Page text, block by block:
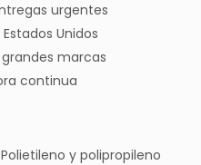
urgentes
Unidos
marcas
continua
Polietileno y polipropileno